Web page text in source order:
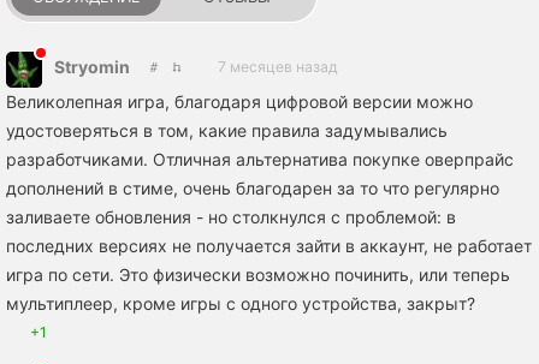
Stryomin 7 месяцев назад
Великолепная игра, благодаря цифровой версии можно
удостоверяться в том, какие правила задумывались
разработчиками. Отличная альтернатива покупке оверпрайс
дополнений в стиме, очень благодарен за то что регулярно
заливаете обновления - но столкнулся с проблемой: в
последних версиях не получается зайти в аккаунт, не работает
игра по сети. Это физически возможно починить, или теперь
мультиплеер, кроме игры с одного устройства, закрыт?
+1